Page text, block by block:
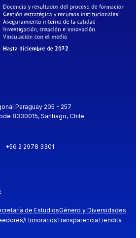
Paraguay 205 - 257
8330015, Santiago, Chile
+56 2 2978 3301
de EstudiosGénero y Diversidades
HonorariosTransparenciaTiendita